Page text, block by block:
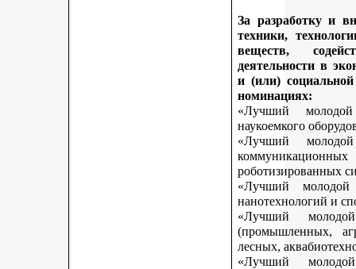
За разработку и
техники,
веществ,
деятельности в
и (или)
номинациях:
«Лучший
наукоемкого
«Лучший
роботизированных
«Лучший
нанотехнологий и
«Лучший
(промышленных,
лесных,
«Лучший